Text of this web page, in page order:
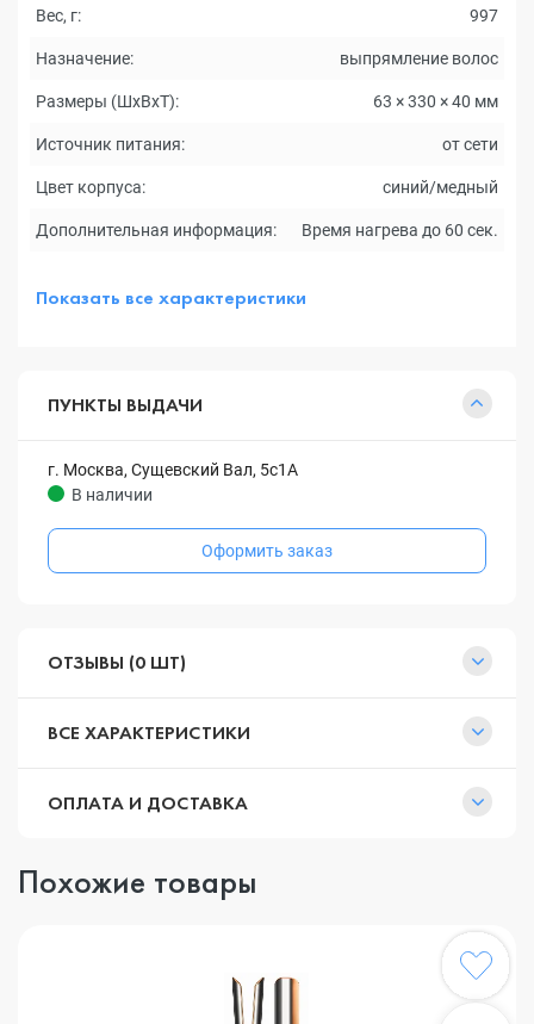
Вес, г: 997
Назначение: выпрямление волос
Размеры (ШxВxТ): 63 × 330 × 40 мм
Источник питания: от сети
Цвет корпуса: синий/медный
Дополнительная информация: Время нагрева до 60 сек.
Показать все характеристики
ПУНКТЫ ВЫДАЧИ
г. Москва, Сущевский Вал, 5с1А
В наличии
Оформить заказ
ОТЗЫВЫ (0 ШТ)
ВСЕ ХАРАКТЕРИСТИКИ
ОПЛАТА И ДОСТАВКА
Похожие товары